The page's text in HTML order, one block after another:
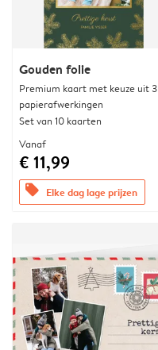
Gouden folie
Premium kaart met keuze uit 3
papierafwerkingen
Set van 10 kaarten
Vanaf
€ 11,99
offers Elke dag lage prijzen